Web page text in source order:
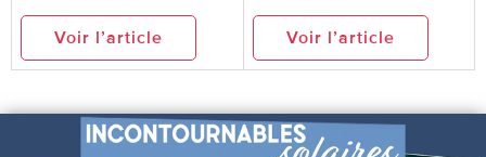
Voir l’article Voir l’article